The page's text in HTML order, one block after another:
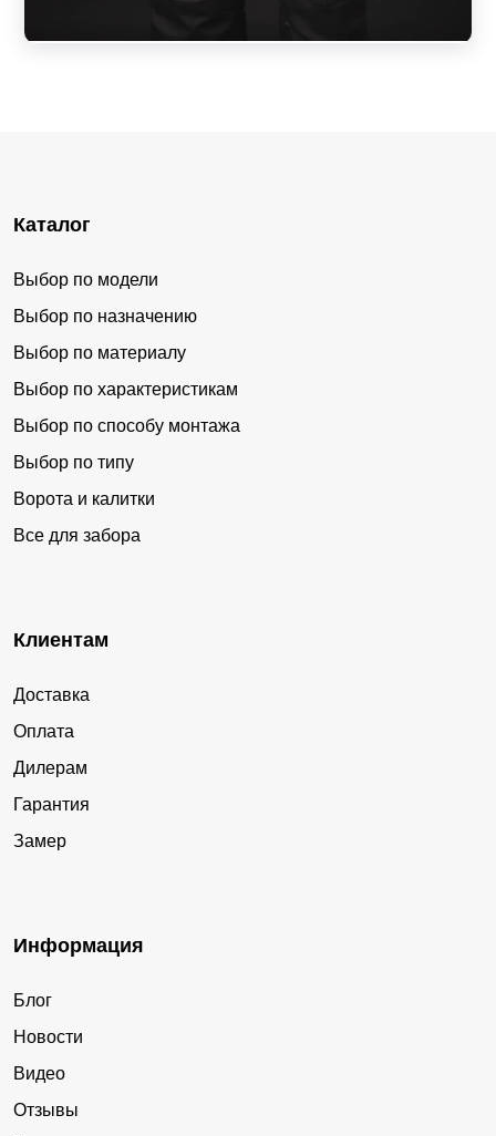
Каталог
Выбор по модели
Выбор по назначению
Выбор по материалу
Выбор по характеристикам
Выбор по способу монтажа
Выбор по типу
Ворота и калитки
Все для забора
Клиентам
Доставка
Оплата
Дилерам
Гарантия
Замер
Информация
Блог
Новости
Видео
Отзывы